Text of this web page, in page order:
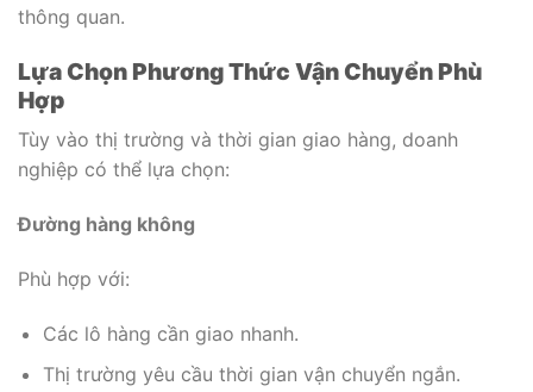
thông quan.
Lựa Chọn Phương Thức Vận Chuyển Phù
Hợp
Tùy vào thị trường và thời gian giao hàng, doanh
nghiệp có thể lựa chọn:
Đường hàng không
Phù hợp với:
Các lô hàng cần giao nhanh.
Thị trường yêu cầu thời gian vận chuyển ngắn.